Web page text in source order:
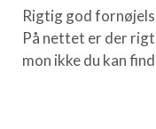
Rigtig god
På nettet er der
mon ikke du kan